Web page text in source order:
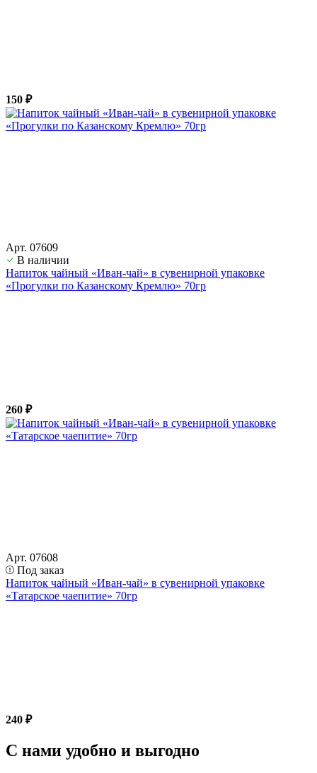
150 ₽
Арт. 07609
В наличии
Напиток чайный «Иван-чай» в сувенирной упаковке
«Прогулки по Казанскому Кремлю» 70гр
260 ₽
Арт. 07608
Под заказ
Напиток чайный «Иван-чай» в сувенирной упаковке
«Татарское чаепитие» 70гр
240 ₽
С нами удобно и выгодно